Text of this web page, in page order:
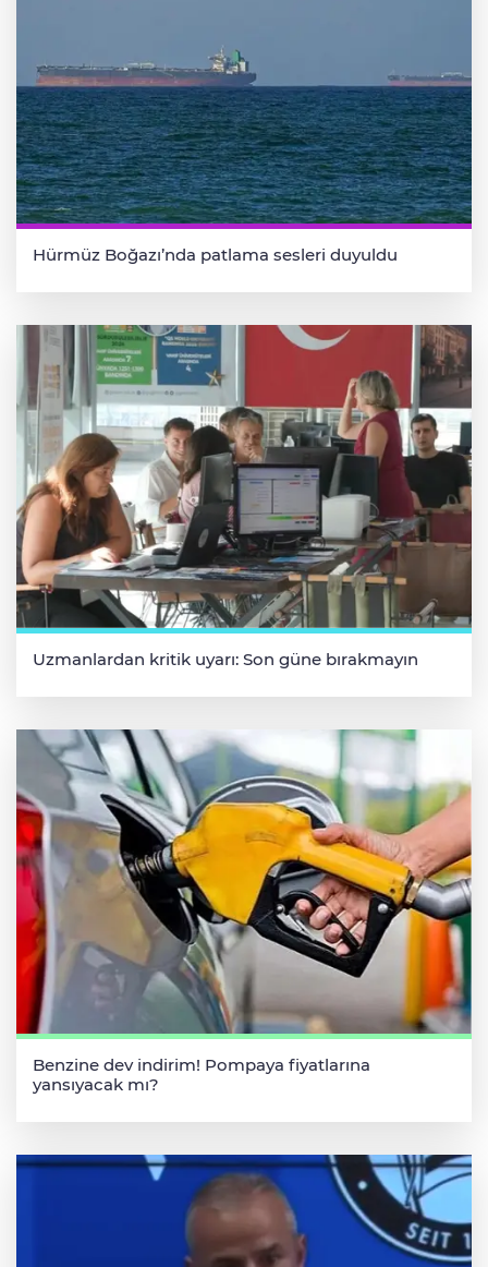
Hürmüz Boğazı’nda patlama sesleri duyuldu
Uzmanlardan kritik uyarı: Son güne bırakmayın
Benzine dev indirim! Pompaya fiyatlarına
yansıyacak mı?